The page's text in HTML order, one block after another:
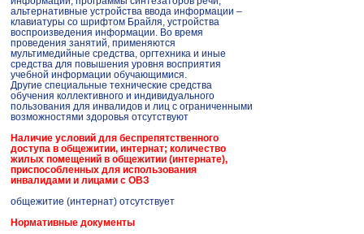
альтернативные устройства ввода информации –
клавиатуры со шрифтом Брайля, устройства
воспроизведения информации. Во время
проведения занятий, применяются
мультимедийные средства, оргтехника и иные
средства для повышения уровня восприятия
учебной информации обучающимися.
Другие специальные технические средства
обучения коллективного и индивидуального
пользования для инвалидов и лиц с ограниченными
возможностями здоровья отсутствуют
Наличие условий для беспрепятственного
доступа в общежитии, интернат; количество
жилых помещений в общежитии (интернате),
приспособленных для использования
инвалидами и лицами с ОВЗ
общежитие (интернат) отсутствует
Нормативные документы